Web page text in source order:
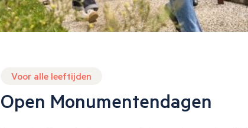
Voor alle leeftijden
Open Monumentendagen